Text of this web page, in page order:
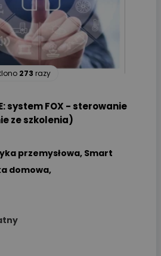
273 razy
system FOX - sterowanie
ze szkolenia)
przemysłowa, Smart
domowa,